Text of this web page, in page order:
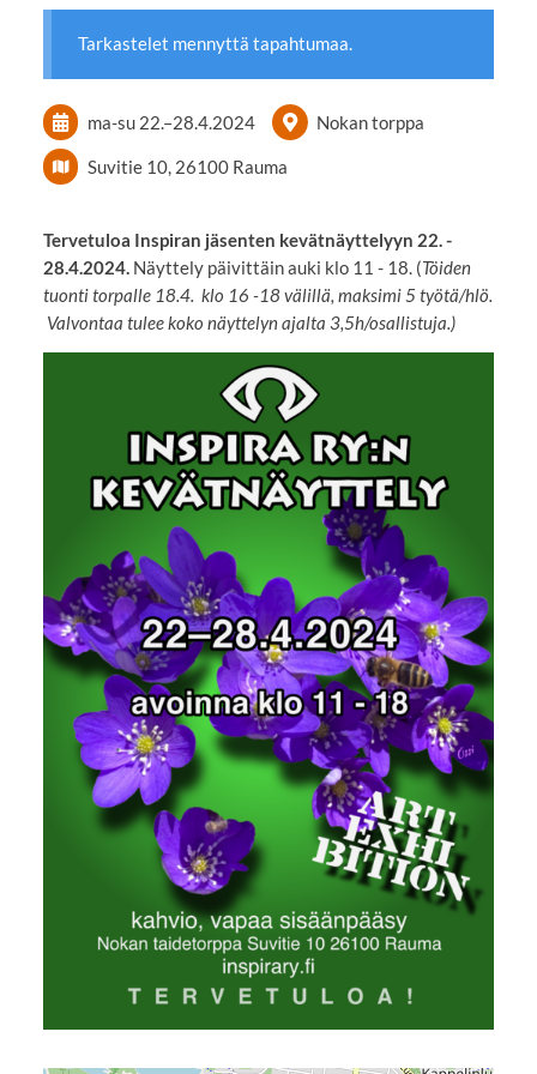
Tarkastelet mennyttä tapahtumaa.
ma-su 22.–28.4.2024 Nokan torppa
Suvitie 10, 26100 Rauma
Tervetuloa Inspiran jäsenten kevätnäyttelyyn 22. -
28.4.2024. Näyttely päivittäin auki klo 11 - 18. (Töiden
tuonti torpalle 18.4. klo 16 -18 välillä, maksimi 5 työtä/hlö.
Valvontaa tulee koko näyttelyn ajalta 3,5h/osallistuja.)